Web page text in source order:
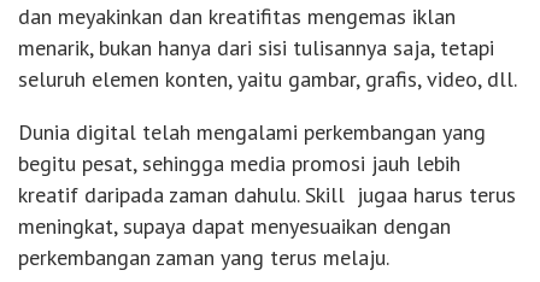
dan meyakinkan dan kreatifitas mengemas iklan
menarik, bukan hanya dari sisi tulisannya saja, tetapi
seluruh elemen konten, yaitu gambar, grafis, video, dll.
Dunia digital telah mengalami perkembangan yang
begitu pesat, sehingga media promosi jauh lebih
kreatif daripada zaman dahulu. Skill jugaa harus terus
meningkat, supaya dapat menyesuaikan dengan
perkembangan zaman yang terus melaju.